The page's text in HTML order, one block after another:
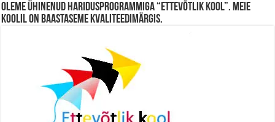
Oleme ühinenud haridusprogrammiga “Ettevõtlik Kool”. Meie
koolil on baastaseme kvaliteedimärgis.